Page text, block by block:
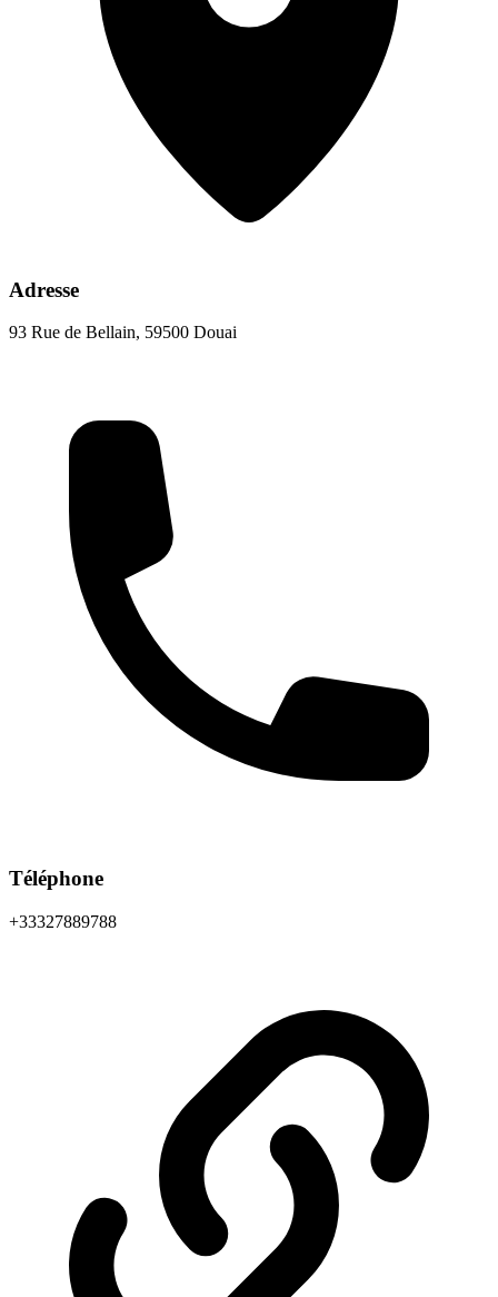
Adresse
93 Rue de Bellain, 59500 Douai
Téléphone
+33327889788